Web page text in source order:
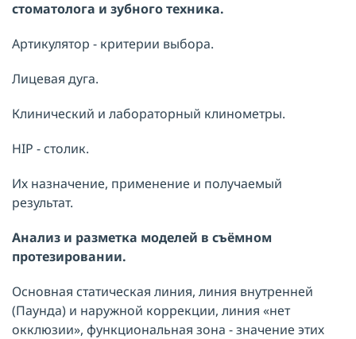
стоматолога и зубноготехника.
Артикулятор - критерии выбора.
Лицевая дуга.
Клинический и лабораторный клинометры.
HIP - столик.
Их назначение, применение и получаемый
результат.
Анализ и разметка моделей в съёмном
протезировании.
Основная статическая линия, линия внутренней
(Паунда) и наружной коррекции, линия «нет
окклюзии», функциональная зона - значение этих